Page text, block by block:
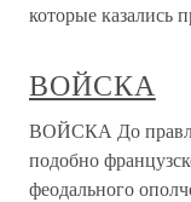
которые казались
ВОЙСКА
ВОЙСКА До
подобно
феодального